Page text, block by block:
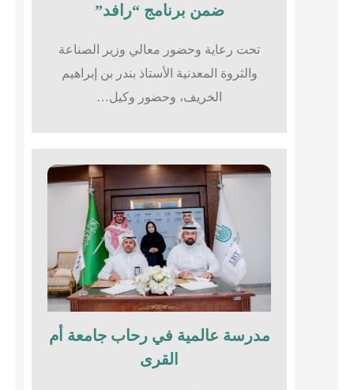
ضمن برنامج “رافد”
تحت رعاية وحضور معالي وزير الصناعة
والثروة المعدنية الأستاذ بندر بن إبراهيم
الخريف، وحضور وكيل…
مدرسة عالمية في رحاب جامعة أم
القرى​